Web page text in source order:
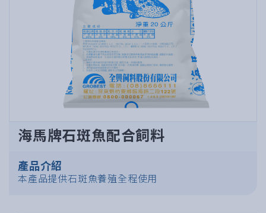
海馬牌石斑魚配合飼料
產品介紹
本產品提供石斑魚養殖全程使用